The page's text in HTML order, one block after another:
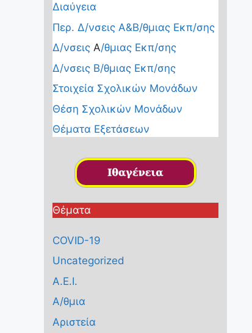
Διαύγεια
Περ. Δ/νσεις Α&Β/θμιας Εκπ/σης
Δ/νσεις Α/θμιας Εκπ/σης
Δ/νσεις Β/θμιας Εκπ/σης
Στοιχεία Σχολικών Μονάδων
Θέση Σχολικών Μονάδων
Θέματα Εξετάσεων
Θέματα
COVID-19
Uncategorized
Α.Ε.Ι.
Α/θμια
Αριστεία